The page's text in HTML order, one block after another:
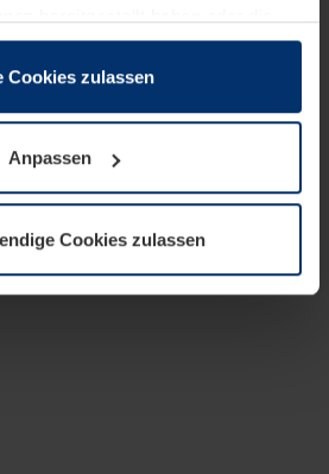
der Dienste gesammelt
dieser Seite unbedingt
anderen Cookie-Typen benötigen
Einwilligung können Sie jederzeit
unserer Website ändern oder
Cookies zulassen
Anpassen
Cookies zulassen